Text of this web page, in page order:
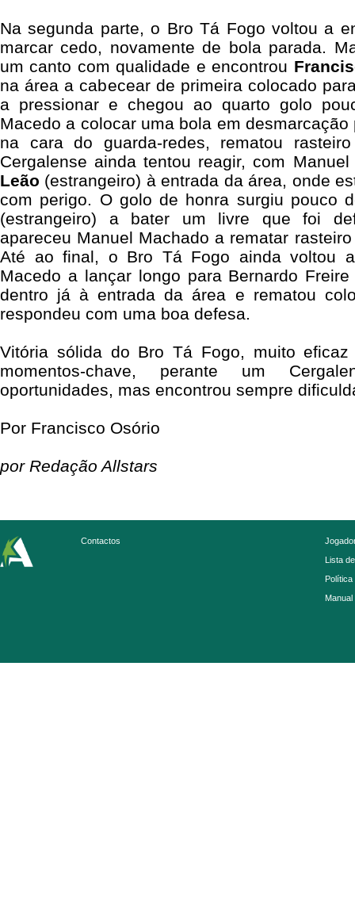
Na segunda parte, o Bro Tá Fogo voltou a
marcar cedo, novamente de bola parada.
um canto com qualidade e encontrou
na área a cabecear de primeira colocado
a pressionar e chegou ao quarto golo
Macedo a colocar uma bola em
na cara do guarda-redes, rematou
Cergalense ainda tentou reagir, com
Leão (estrangeiro) à entrada da área, onde
com perigo. O golo de honra surgiu pouco
(estrangeiro) a bater um livre que foi
apareceu Manuel Machado a rematar
Até ao final, o Bro Tá Fogo ainda voltou
Macedo a lançar longo para Bernardo
dentro já à entrada da área e rematou
respondeu com uma boa defesa.
Vitória sólida do Bro Tá Fogo, muito
momentos-chave, perante um
oportunidades, mas encontrou sempre
Por Francisco Osório
por Redação Allstars
Contactos
Lista
Política